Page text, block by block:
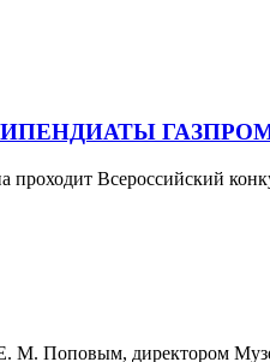
Всероссийский
М. Поповым, директором